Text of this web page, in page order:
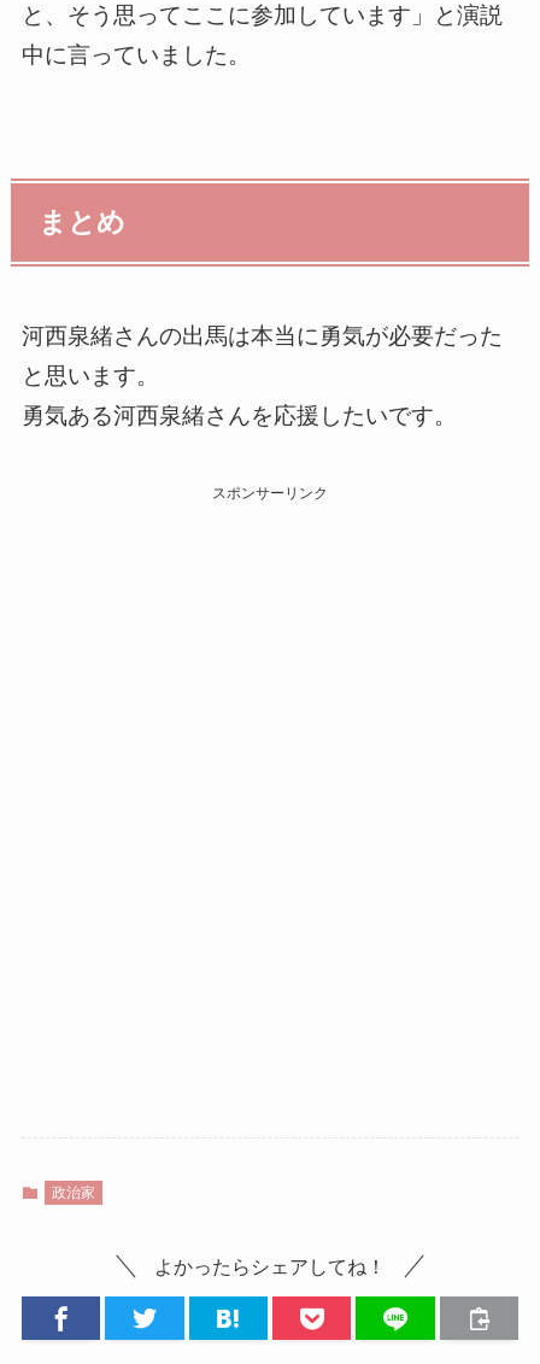
と、そう思ってここに参加しています」と演説
中に言っていました。
まとめ
河西泉緒さんの出馬は本当に勇気が必要だった
と思います。
勇気ある河西泉緒さんを応援したいです。
スポンサーリンク
政治家
よかったらシェアしてね！